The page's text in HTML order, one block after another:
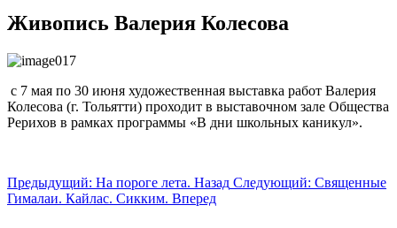
Живопись Валерия Колесова
с 7 мая по 30 июня художественная выставка работ Валерия
Колесова (г. Тольятти) проходит в выставочном зале Общества
Рерихов в рамках программы «В дни школьных каникул».
Предыдущий: На пороге лета. Назад Следующий: Священные
Гималаи. Кайлас. Сикким. Вперед